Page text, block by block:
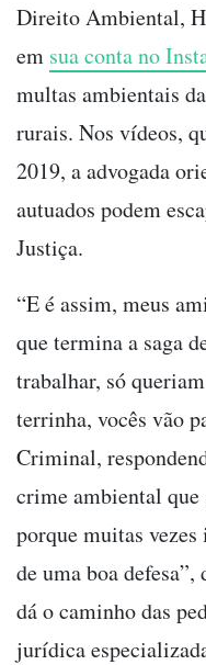
Direito Ambiental,
em sua conta no
multas ambientais
rurais. Nos vídeos,
2019, a advogada
autuados podem
Justiça.
“E é assim, meus
que termina a saga
trabalhar, só
terrinha, vocês vão
Criminal,
crime ambiental que
porque muitas
de uma boa
dá o caminho das
jurídica